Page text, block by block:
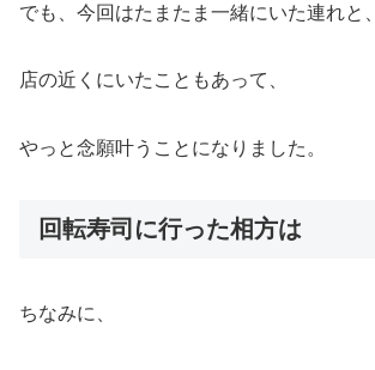
でも、今回はたまたま一緒にいた連れと、
店の近くにいたこともあって、
やっと念願叶うことになりました。
回転寿司に行った相方は
ちなみに、